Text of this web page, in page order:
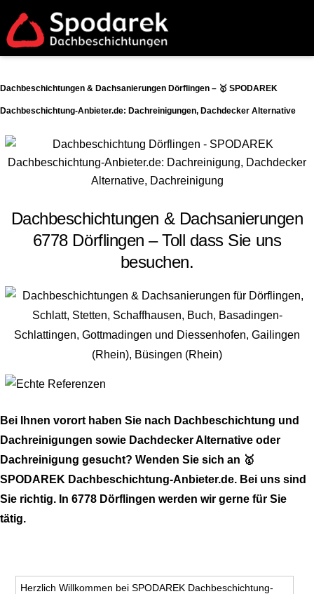
Dachbeschichtungen & Dachsanierungen Dörflingen – 🥇 SPODAREK
Dachbeschichtung-Anbieter.de: Dachreinigungen, Dachdecker Alternative
Dachbeschichtungen & Dachsanierungen
6778 Dörflingen – Toll dass Sie uns
besuchen.
Bei Ihnen vorort haben Sie nach Dachbeschichtung und
Dachreinigungen sowie Dachdecker Alternative oder
Dachreinigung gesucht? Wenden Sie sich an 🥇
SPODAREK Dachbeschichtung-Anbieter.de. Bei uns sind
Sie richtig. In 6778 Dörflingen werden wir gerne für Sie
tätig.
Herzlich Willkommen bei SPODAREK Dachbeschichtung-